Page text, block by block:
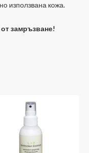
използвана кожа.
от замръзване!